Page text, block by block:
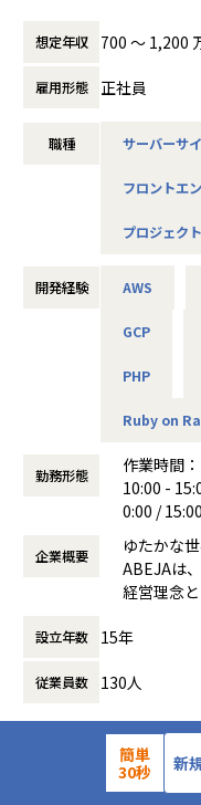
＜事業・プロジェクトの
システム開発部では、
見積やシステム設計か
保守までを一気通貫で
ら 、長期的な視点でシ
ラまでを横断的に担え
のではなく、プロジェ
やすい一方で、開発の
ます。
＜なぜ該当ロールが必要
現在、ビジネスサイド
ターを含む進行管理に
とがあります。
そのギャップを埋める
ト推進まで担うケース
技術判断に十分な時間
計・実装・レビューを通
当社のプロジェクトデ
解し、チームの一員とし
実務を通じてチームメ
条件付きで関与する業務
チームやグループ単位
開発プロセスや体制の改
将来的なエンジニアリ
を前提としたポジション
ポジションの魅力
がら、プロジェクトデリ
に関与できる機会
リーダーやエンジニア
を、無理なく段階的に描
個人の成果だけでなく
けられる経験
＜事業・プロジェクトの
見積やシステム設計か
ではなく、プライムベン
ら、長期的な視点でシ
想定年収 700 〜 1,200
雇用形態 正社員
職種 サーバーサ
フロントエ
プロジェク
開発経験 AWS
GCP
PHP
Ruby on
勤務形態
作業時間
10:00 - 15:00 ・フレキシブルタイム
0:00 /
19:00 （
働き方：
時間外労
休憩時間：
企業概要
ゆたかな
ABEJAは
経営理念
ビジネス
していま
種多様な
変革を
た。
設立年数 15年
従業員数 130人
詳細を見る
簡単
30秒
新